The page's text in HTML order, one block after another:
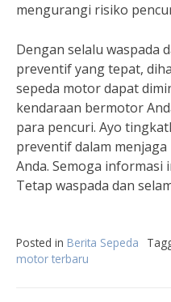
mengurangi risiko
Dengan selalu waspada
preventif yang tepat,
sepeda motor dapat
kendaraan bermotor
para pencuri. Ayo
preventif dalam
Anda. Semoga informasi
Tetap waspada dan
Posted in Berita Sepeda
motor terbaru